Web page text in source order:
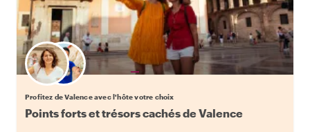
Choisissez votre local favori
Profitez de Valence avec l'hôte votre choix
Points forts et trésors cachés de Valence